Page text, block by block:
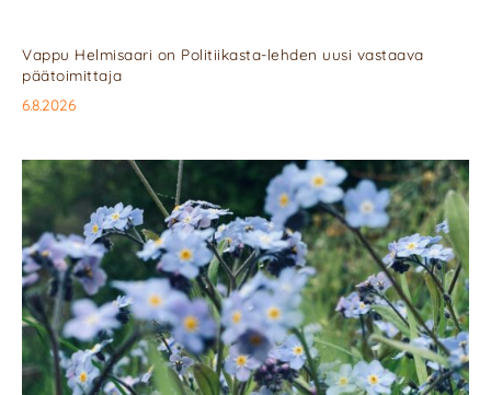
Vappu Helmisaari on Politiikasta-lehden uusi vastaava
päätoimittaja
6.8.2026